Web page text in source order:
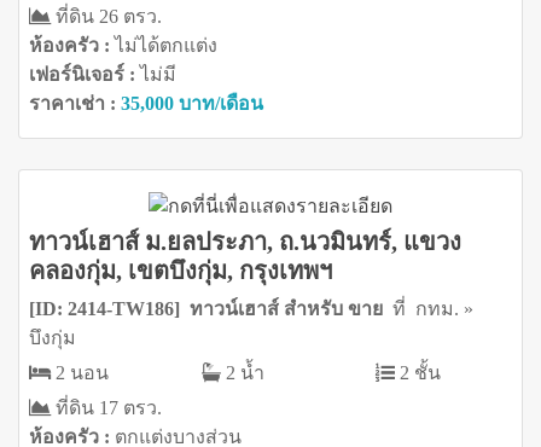
ที่ดิน 26 ตรว.
ห้องครัว :ไม่ได้ตกแต่ง
เฟอร์นิเจอร์ :ไม่มี
ราคาเช่า : 35,000 บาท/เดือน
ทาวน์เฮาส์ ม.ยลประภา, ถ.นวมินทร์, แขวง
คลองกุ่ม, เขตบึงกุ่ม, กรุงเทพฯ
[ID: 2414-TW186] ทาวน์เฮาส์ สำหรับ ขาย ที่ กทม. »
บึงกุ่ม
2 นอน
2 น้ำ
2 ชั้น
ที่ดิน 17 ตรว.
ห้องครัว : ตกแต่งบางส่วน